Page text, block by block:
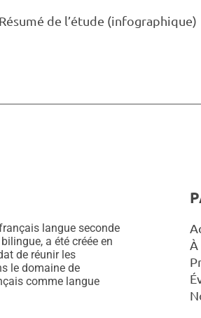
Résumé de l’étude (infographique)
langue seconde
a été créée en
de réunir les
le domaine de
comme langue